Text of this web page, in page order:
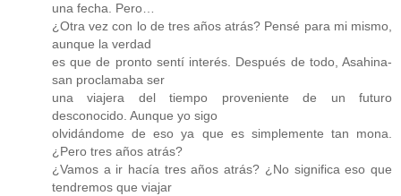
una fecha. Pero…
¿Otra vez con lo de tres años atrás? Pensé para mi mismo,
aunque la verdad
es que de pronto sentí interés. Después de todo, Asahina-
san proclamaba ser
una viajera del tiempo proveniente de un futuro
desconocido. Aunque yo sigo
olvidándome de eso ya que es simplemente tan mona.
¿Pero tres años atrás?
¿Vamos a ir hacía tres años atrás? ¿No significa eso que
tendremos que viajar